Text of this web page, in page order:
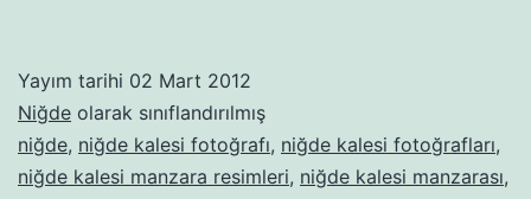
Yayım tarihi 02 Mart 2012
Niğde olarak sınıflandırılmış
niğde, niğde kalesi fotoğrafı, niğde kalesi fotoğrafları,
niğde kalesi manzara resimleri, niğde kalesi manzarası,